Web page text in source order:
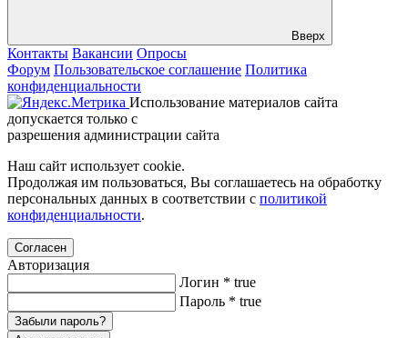
Вверх
Контакты Вакансии Опросы
Форум Пользовательское соглашение Политика
конфиденциальности
Использование материалов сайта
допускается только с
разрешения администрации сайта
Наш сайт использует cookie.
Продолжая им пользоваться, Вы соглашаетесь на обработку
персональных данных в соответствии с политикой
конфиденциальности.
Согласен
Авторизация
Логин * true
Пароль * true
Забыли пароль?